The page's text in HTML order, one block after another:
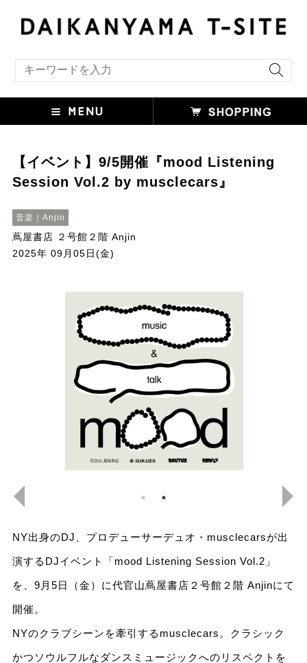
【イベント】9/5開催『mood Listening
Session Vol.2 by musclecars』
音楽｜Anjin
蔦屋書店 ２号館２階 Anjin
2025年 09月05日(金)
NY出身のDJ、プロデューサーデュオ・musclecarsが出
演するDJイベント「mood Listening Session Vol.2」
を、9月5日（金）に代官山蔦屋書店２号館２階 Anjinにて
開催。
NYのクラブシーンを牽引するmusclecars。クラシック
かつソウルフルなダンスミュージックへのリスペクトを